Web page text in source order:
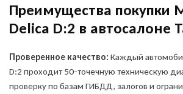
Преимущества покупки
Delica D:2 в автосалоне
Проверенное качество: Каждый
D:2 проходит 50-точечную техническую
проверку по базам ГИБДД, залогов и